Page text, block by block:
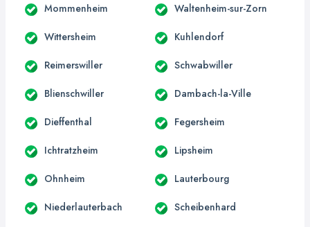
Mommenheim Waltenheim-sur-Zorn
Wittersheim Kuhlendorf
Reimerswiller Schwabwiller
Blienschwiller Dambach-la-Ville
Dieffenthal Fegersheim
Ichtratzheim Lipsheim
Ohnheim Lauterbourg
Niederlauterbach Scheibenhard